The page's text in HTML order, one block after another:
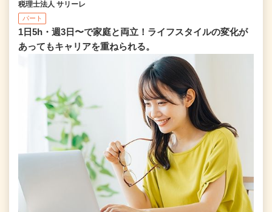
税理士法人 サリーレ
パート
1日5h・週3日〜で家庭と両立！ライフスタイルの変化が
あってもキャリアを重ねられる。